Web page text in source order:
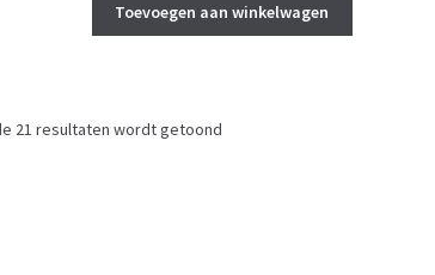
Toevoegen aan winkelwagen
21 resultaten wordt getoond